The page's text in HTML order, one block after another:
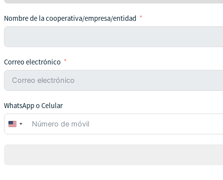
Nombre de la cooperativa/empresa/entidad
Correo electrónico
WhatsApp o Celular
United
States